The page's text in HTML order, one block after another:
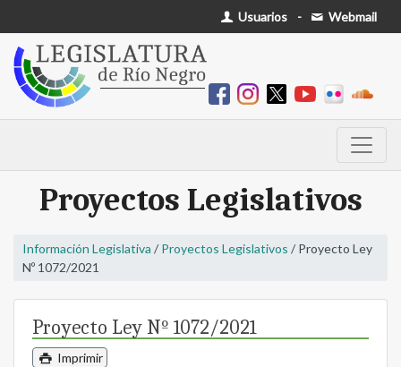
Usuarios - Webmail
Proyectos Legislativos
Información Legislativa / Proyectos Legislativos / Proyecto Ley
Nº 1072/2021
Proyecto Ley Nº 1072/2021
Imprimir